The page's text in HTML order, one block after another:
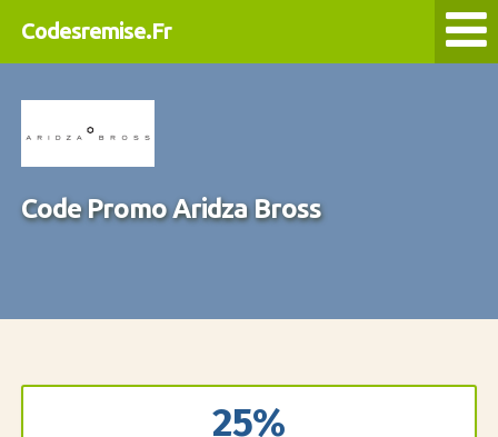
Codesremise.Fr
Code Promo Aridza Bross
25%